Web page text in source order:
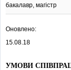
бакалавр, магістр
Оновлено:
15.08.18
УМОВИ